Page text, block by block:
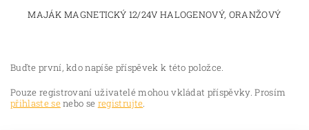
MAJÁK MAGNETICKÝ 12/24V HALOGENOVÝ, ORANŽOVÝ
Buďte první, kdo napíše příspěvek k této položce.
Pouze registrovaní uživatelé mohou vkládat příspěvky. Prosím
přihlaste senebo se registrujte.